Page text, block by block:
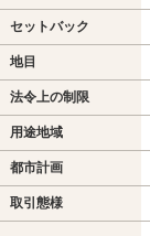
セットバック
地目
法令上の制限
用途地域
都市計画
取引態様